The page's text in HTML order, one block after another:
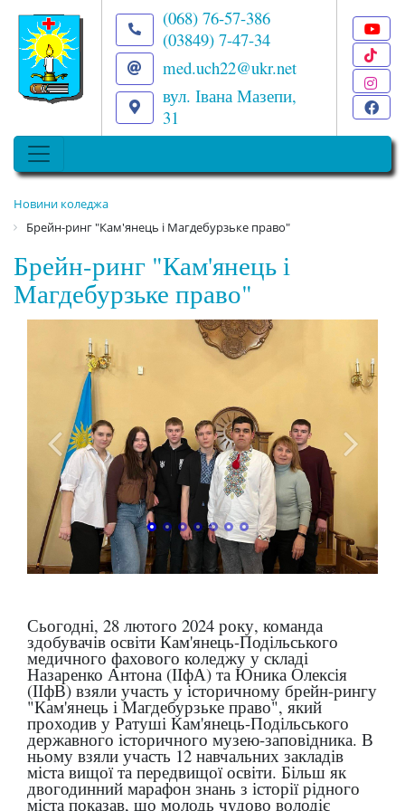
(068) 76-57-386
(03849) 7-47-34
med.uch22@ukr.net
вул. Івана Мазепи,
31
Новини коледжа
Брейн-ринг "Кам'янець і Магдебурзьке право"
Брейн-ринг "Кам'янець і
Магдебурзьке право"
Сьогодні, 28 лютого 2024 року, команда
здобувачів освіти Кам'янець-Подільського
медичного фахового коледжу у складі
Назаренко Антона (ІІфА) та Юника Олексія
(ІІфВ) взяли участь у історичному брейн-рингу
"Кам'янець і Магдебурзьке право", який
проходив у Ратуші Кам'янець-Подільського
державного історичного музею-заповідника. В
ньому взяли участь 12 навчальних закладів
міста вищої та передвищої освіти. Більш як
двогодинний марафон знань з історії рідного
міста показав, що молодь чудово володіє